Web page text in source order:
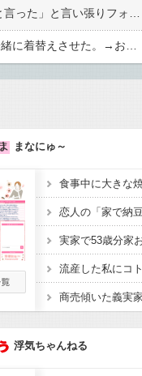
まなにゅ～
浮気ちゃんねる